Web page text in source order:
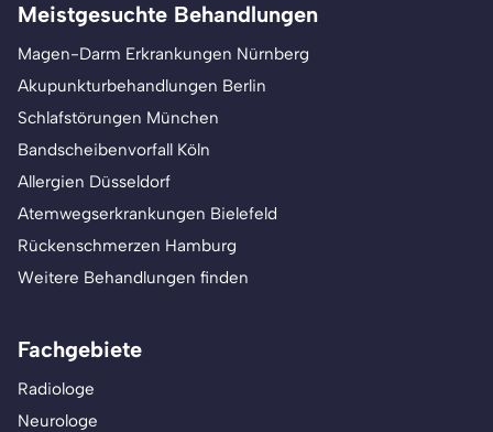
Meistgesuchte Behandlungen
Magen-Darm Erkrankungen Nürnberg
Akupunkturbehandlungen Berlin
Schlafstörungen München
Bandscheibenvorfall Köln
Allergien Düsseldorf
Atemwegserkrankungen Bielefeld
Rückenschmerzen Hamburg
Weitere Behandlungen finden
Fachgebiete
Radiologe
Neurologe